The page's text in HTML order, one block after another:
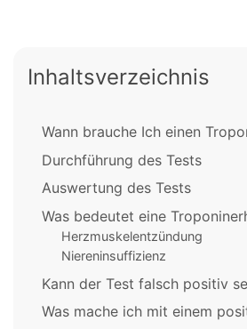
Inhaltsverzeichnis
Wann brauche Ich einen
Durchführung des Tests
Auswertung des Tests
Was bedeutet eine
Herzmuskelentzündung
Niereninsuffizienz
Kann der Test falsch positiv
Was mache ich mit einem